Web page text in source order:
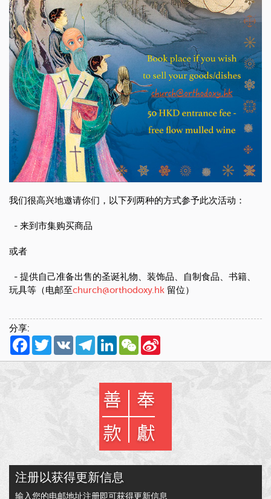
我们很高兴地邀请你们，以下列两种的方式参予此次活动：
- 来到市集购买商品
或者
- 提供自己准备出售的圣诞礼物、装饰品、自制食品、书籍、
玩具等（电邮至church@orthodoxy.hk 留位）
分享:
Facebook
TwitterVK TelegramLinkedInWeChat
注册以获得更新信息
输入您的电邮地址注册即可获得更新信息